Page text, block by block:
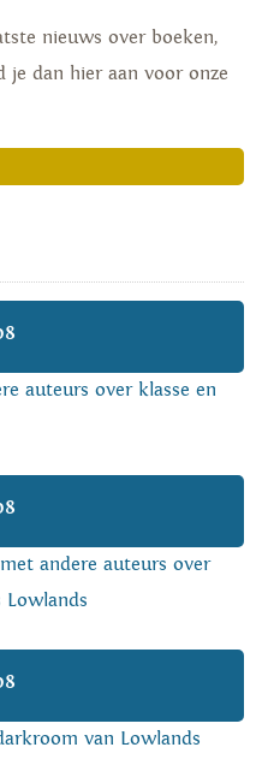
nieuws over boeken,
je dan hier aan voor onze
auteurs over klasse en
andere auteurs over
Lowlands
van Lowlands